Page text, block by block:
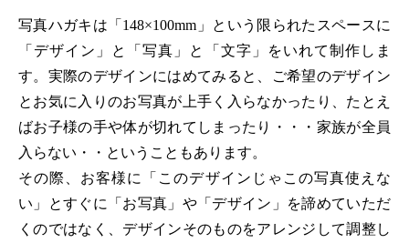
写真ハガキは「148×100mm」という限られたスペースに
「デザイン」と「写真」と「文字」をいれて制作しま
す。実際のデザインにはめてみると、ご希望のデザイン
とお気に入りのお写真が上手く入らなかったり、たとえ
ばお子様の手や体が切れてしまったり・・・家族が全員
入らない・・ということもあります。
その際、お客様に「このデザインじゃこの写真使えな
い」とすぐに「お写真」や「デザイン」を諦めていただ
くのではなく、デザインそのものをアレンジして調整し